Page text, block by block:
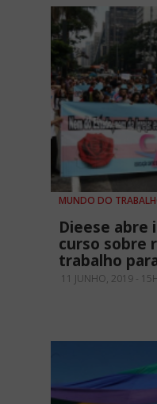
MUNDO DO
Dieese abre
curso sobre
trabalho
11 JUNHO, 2019 -